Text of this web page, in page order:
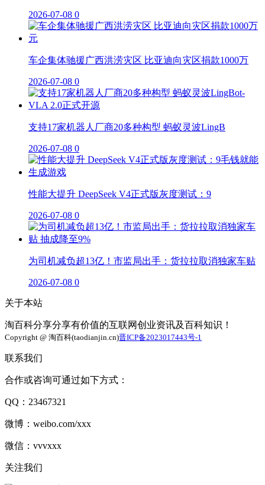
2026-07-08 0
车企集体驰援广西洪涝灾区 比亚迪向灾区捐款1000万
2026-07-08 0
支持17家机器人厂商20多种构型 蚂蚁灵波LingB
2026-07-08 0
性能大提升 DeepSeek V4正式版灰度测试：9
2026-07-08 0
为司机减负超13亿！市监局出手：货拉拉取消独家车贴
2026-07-08 0
关于本站
淘百科分享分享有价值的互联网创业资讯及百科知识！
Copyright @ 淘百科(taodianjin.cn)晋ICP备2023017443号-1
联系我们
合作或咨询可通过如下方式：
QQ：23467321
微博：weibo.com/xxx
微信：vvvxxx
关注我们